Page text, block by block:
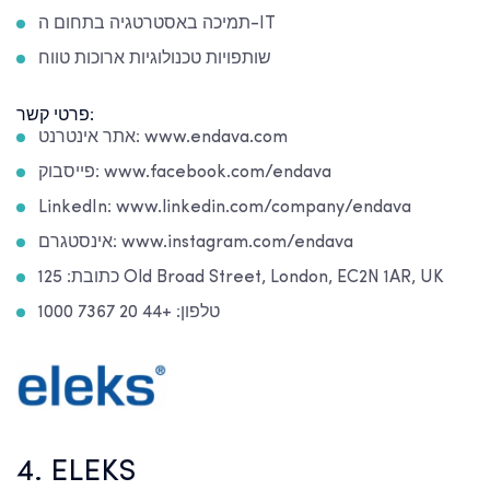
תמיכה באסטרטגיה בתחום ה-IT
שותפויות טכנולוגיות ארוכות טווח
פרטי קשר:
אתר אינטרנט: www.endava.com
פייסבוק: www.facebook.com/endava
LinkedIn: www.linkedin.com/company/endava
אינסטגרם: www.instagram.com/endava
כתובת: 125 Old Broad Street, London, EC2N 1AR, UK
טלפון: +44 20 7367 1000
4. ELEKS